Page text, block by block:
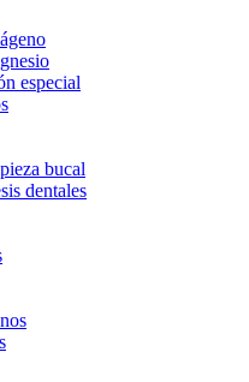
especial
bucal
dentales